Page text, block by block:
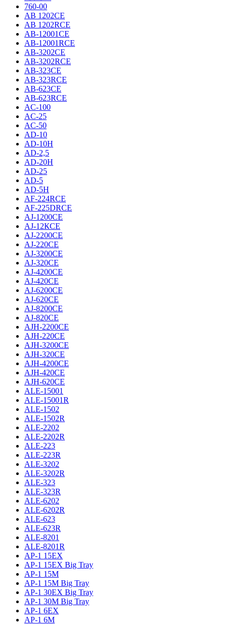
760-00
AB 1202CE
AB 1202RCE
AB-12001CE
AB-12001RCE
AB-3202CE
AB-3202RCE
AB-323CE
AB-323RCE
AB-623CE
AB-623RCE
AC-100
AC-25
AC-50
AD-10
AD-10H
AD-2,5
AD-20H
AD-25
AD-5
AD-5H
AF-224RCE
AF-225DRCE
AJ-1200CE
AJ-12КCE
AJ-2200CE
AJ-220CE
AJ-3200CE
AJ-320CE
AJ-4200CE
AJ-420CE
AJ-6200CE
AJ-620CE
AJ-8200CE
AJ-820CE
AJH-2200CE
AJH-220CE
AJH-3200CE
AJH-320CE
AJH-4200CE
AJH-420CE
AJH-620CE
ALE-15001
ALE-15001R
ALE-1502
ALE-1502R
ALE-2202
ALE-2202R
ALE-223
ALE-223R
ALE-3202
ALE-3202R
ALE-323
ALE-323R
ALE-6202
ALE-6202R
ALE-623
ALE-623R
ALE-8201
ALE-8201R
AP-1 15EX
AP-1 15EX Big Tray
AP-1 15M
AP-1 15M Big Tray
AP-1 30EX Big Tray
AP-1 30M Big Tray
AP-1 6EX
AP-1 6M